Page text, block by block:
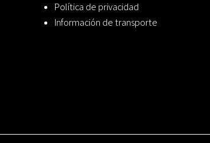
Política de privacidad
Información de transporte